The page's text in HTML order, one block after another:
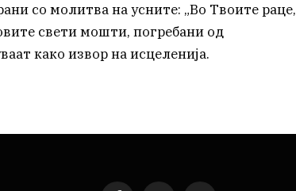
со молитва на усните: „Во Твоите раце,
свети мошти, погребани од
како извор на исцеленија.